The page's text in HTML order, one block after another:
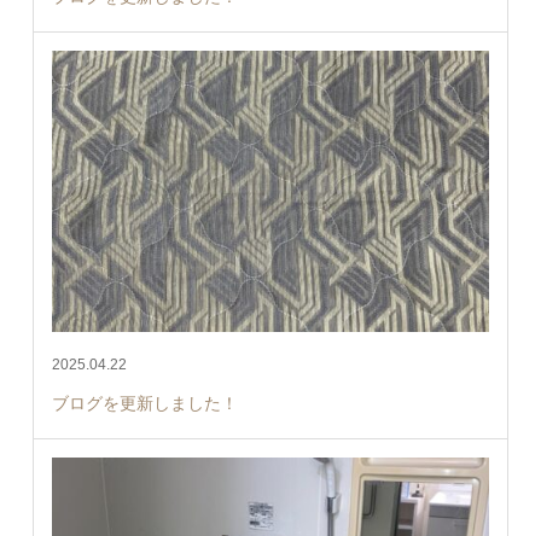
2025.04.22
ブログを更新しました！